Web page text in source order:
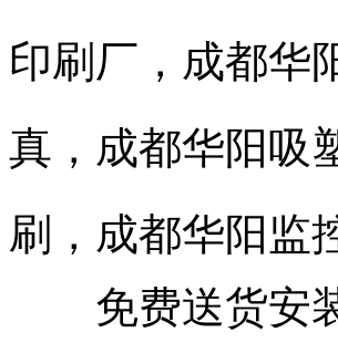
印刷厂，成都华
真，成都华阳吸
刷，成都华阳监
免费送货安装